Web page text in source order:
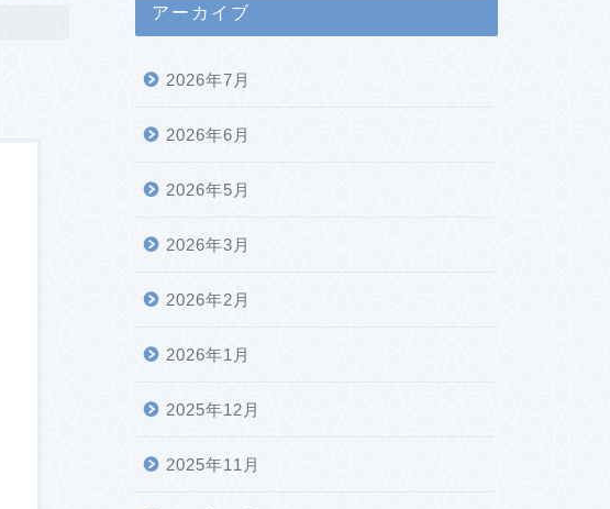
アーカイブ
2026年7月
2026年6月
2026年5月
2026年3月
2026年2月
2026年1月
2025年12月
2025年11月